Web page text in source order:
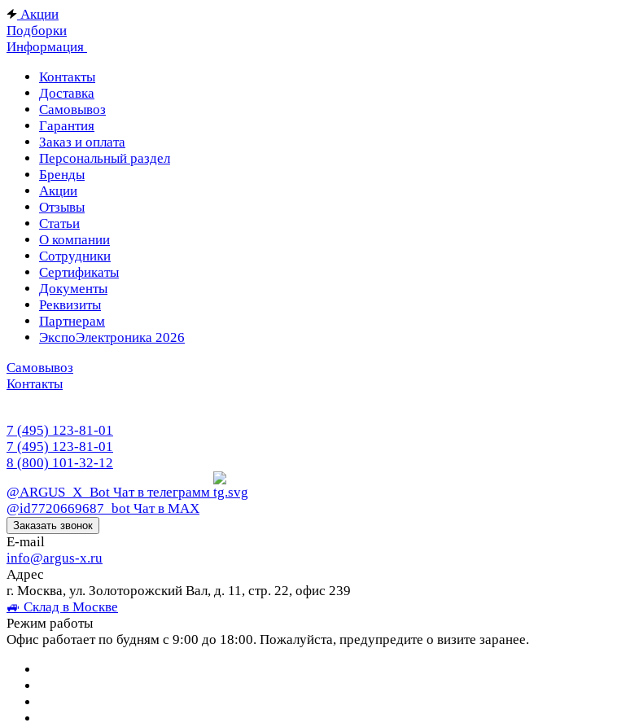
Акции
Подборки
Информация
Контакты
Доставка
Самовывоз
Гарантия
Заказ и оплата
Персональный раздел
Бренды
Акции
Отзывы
Статьи
О компании
Сотрудники
Сертификаты
Документы
Реквизиты
Партнерам
ЭкспоЭлектроника 2026
Самовывоз
Контакты
7 (495) 123-81-01
7 (495) 123-81-01
8 (800) 101-32-12
@ARGUS_X_Bot Чат в телеграмм
@id7720669687_bot Чат в МАХ
Заказать звонок
E-mail
info@argus-x.ru
Адрес
г. Москва, ул. Золоторожский Вал, д. 11, стр. 22, офис 239
🚙 Склад в Москве
Режим работы
Офис работает по будням с 9:00 до 18:00. Пожалуйста, предупредите о визите заранее.